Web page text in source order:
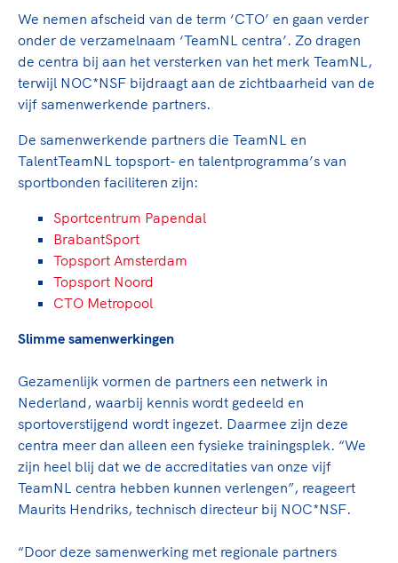
Sport gaat niet vanzelf
Sport verenigt. Op sportclubs, pleintjes, tijdens
een rondje fietsen, door samen te skaten of naar
de sportschool te gaan. Door samen te juichen
voor Sifan Hassan, Rico Verhoeven, Diede de
Groot en het Nederlands Elftal. Of met trots te
genieten van de karatewedstrijd van je dochter,
de halve marathon van je moeder of de
hockeywedstrijd van je buurjongen.
Lees verder
High5 Stappenplan
Ruimte voor sport
Clubondersteuning
Beroepskrachten
Samen voor een veilige
sportomgeving
Voor welk gedrag staat de club? Wat mag wel
langs de lijn, in de kleedkamer, kantine en online?
En wat mag vooral niet? Een gedragscode geeft
hier richting aan en is dus een belangrijk
onderdeel van het clubbeleid rondom gewenst en
Top teamsportcompetities
De TeamNL Academie
De TeamNL Academie biedt een leer- en
ontwikkelprogramma voor de volgende functies
binnen TeamNL programma's: experts, coaches,
bestuurders, (technisch) directeuren, managers en
Lees verder
We nemen afscheid van de term ‘CTO’ en gaan verder
onder de verzamelnaam ‘TeamNL centra’. Zo dragen
de centra bij aan het versterken van het merk TeamNL,
terwijl NOC*NSF bijdraagt aan de zichtbaarheid van de
vijf samenwerkende partners.
De samenwerkende partners die TeamNL en
TalentTeamNL topsport- en talentprogramma’s van
sportbonden faciliteren zijn:
Sportcentrum Papendal
BrabantSport
Topsport Amsterdam
Topsport Noord
CTO Metropool
Slimme samenwerkingen
Gezamenlijk vormen de partners een netwerk in
Nederland, waarbij kennis wordt gedeeld en
sportoverstijgend wordt ingezet. Daarmee zijn deze
centra meer dan alleen een fysieke trainingsplek. “We
zijn heel blij dat we de accreditaties van onze vijf
TeamNL centra hebben kunnen verlengen”, reageert
Maurits Hendriks, technisch directeur bij NOC*NSF.
“Door deze samenwerking met regionale partners